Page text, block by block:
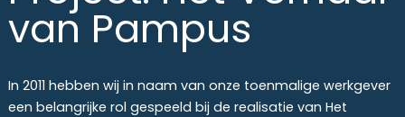
van Pampus
In 2011 hebben wij in naam van onze toenmalige werkgever
een belangrijke rol gespeeld bij de realisatie van Het